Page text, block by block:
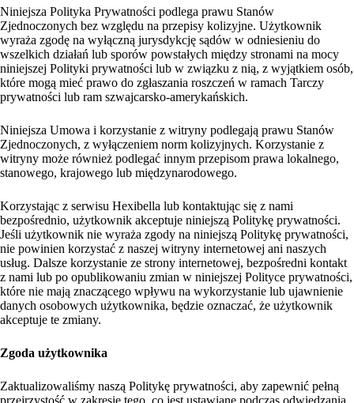
Niniejsza Polityka Prywatności podlega prawu Stanów
Zjednoczonych bez względu na przepisy kolizyjne. Użytkownik
wyraża zgodę na wyłączną jurysdykcję sądów w odniesieniu do
wszelkich działań lub sporów powstałych między stronami na mocy
niniejszej Polityki prywatności lub w związku z nią, z wyjątkiem osób,
które mogą mieć prawo do zgłaszania roszczeń w ramach Tarczy
prywatności lub ram szwajcarsko-amerykańskich.
Niniejsza Umowa i korzystanie z witryny podlegają prawu Stanów
Zjednoczonych, z wyłączeniem norm kolizyjnych. Korzystanie z
witryny może również podlegać innym przepisom prawa lokalnego,
stanowego, krajowego lub międzynarodowego.
Korzystając z serwisu Hexibella lub kontaktując się z nami
bezpośrednio, użytkownik akceptuje niniejszą Politykę prywatności.
Jeśli użytkownik nie wyraża zgody na niniejszą Politykę prywatności,
nie powinien korzystać z naszej witryny internetowej ani naszych
usług. Dalsze korzystanie ze strony internetowej, bezpośredni kontakt
z nami lub po opublikowaniu zmian w niniejszej Polityce prywatności,
które nie mają znaczącego wpływu na wykorzystanie lub ujawnienie
danych osobowych użytkownika, będzie oznaczać, że użytkownik
akceptuje te zmiany.
Zgoda użytkownika
Zaktualizowaliśmy naszą Politykę prywatności, aby zapewnić pełną
przejrzystość w zakresie tego, co jest ustawiane podczas odwiedzania